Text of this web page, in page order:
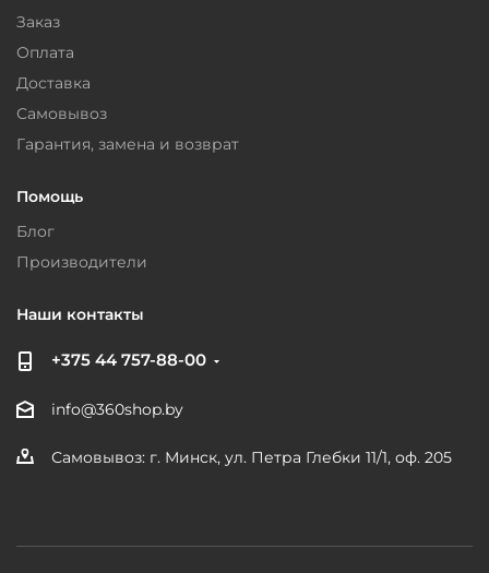
Заказ
Оплата
Доставка
Самовывоз
Гарантия, замена и возврат
Помощь
Блог
Производители
Наши контакты
+375 44 757-88-00
info@360shop.by
Самовывоз: г. Минск, ул. Петра Глебки 11/1, оф. 205